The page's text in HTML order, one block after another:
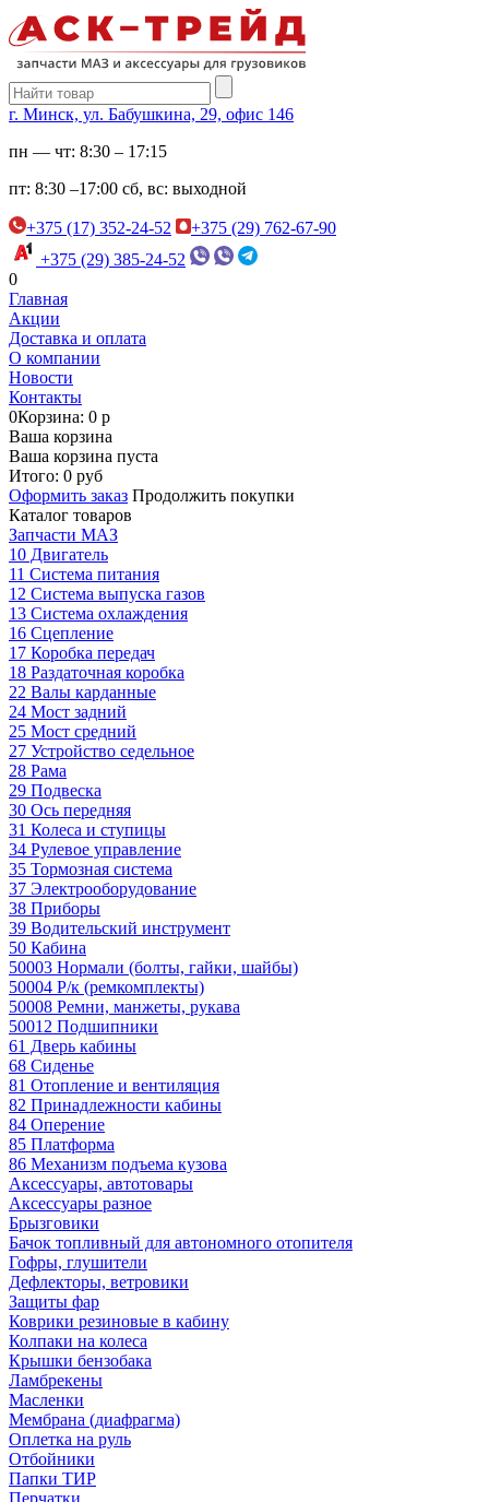
г. Минск, ул. Бабушкина, 29, офис 146
пн — чт: 8:30 – 17:15
пт: 8:30 –17:00 сб, вс: выходной
+375 (17) 352-24-52
+375 (29) 762-67-90
+375 (29) 385-24-52
0
Главная
Акции
Доставка и оплата
О компании
Новости
Контакты
0Корзина: 0 р
Ваша корзина
Ваша корзина пуста
Итого: 0 руб
Оформить заказ Продолжить покупки
Каталог товаров
Запчасти МАЗ
10 Двигатель
11 Система питания
12 Система выпуска газов
13 Система охлаждения
16 Сцепление
17 Коробка передач
18 Раздаточная коробка
22 Валы карданные
24 Мост задний
25 Мост средний
27 Устройство седельное
28 Рама
29 Подвеска
30 Ось передняя
31 Колеса и ступицы
34 Рулевое управление
35 Тормозная система
37 Электрооборудование
38 Приборы
39 Водительский инструмент
50 Кабина
50003 Нормали (болты, гайки, шайбы)
50004 Р/к (ремкомплекты)
50008 Ремни, манжеты, рукава
50012 Подшипники
61 Дверь кабины
68 Сиденье
81 Отопление и вентиляция
82 Принадлежности кабины
84 Оперение
85 Платформа
86 Механизм подъема кузова
Аксессуары, автотовары
Аксессуары разное
Брызговики
Бачок топливный для автономного отопителя
Гофры, глушители
Дефлекторы, ветровики
Защиты фар
Коврики резиновые в кабину
Колпаки на колеса
Крышки бензобака
Ламбрекены
Масленки
Мембрана (диафрагма)
Оплетка на руль
Отбойники
Папки ТИР